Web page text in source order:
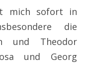
mich sofort in
die
und Theodor
und Georg